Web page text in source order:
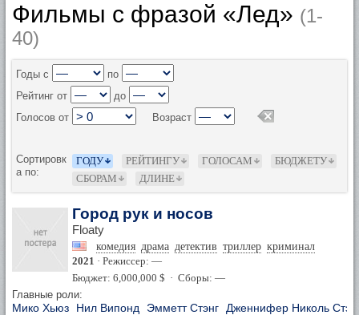
Фильмы с фразой «Лед» (1-
40)
Годы с
по
Рейтинг от
до
Голосов от
Возраст
Сортировк
а по:
ГОДУ РЕЙТИНГУ ГОЛОСАМ
БЮДЖЕТУ
СБОРАМ
ДЛИНЕ
Город рук и носов
Floaty
комедия драма детектив триллер криминал
2021 · Режиссер: —
Бюджет: 6,000,000 $ · Сборы: —
Главные роли:
Мико Хьюз Нил Випонд Эмметт Стэнг Дженнифер Николь